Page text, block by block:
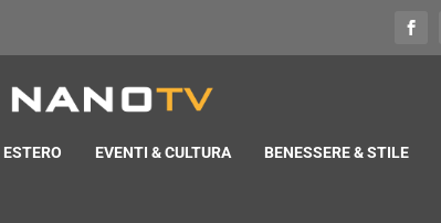
ESTERO EVENTI & CULTURA BENESSERE & STILE